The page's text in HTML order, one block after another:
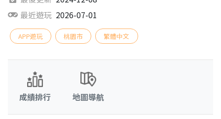
最近遊玩 2026-07-01
APP遊玩 桃園市 繁體中文
成績排行 地圖導航